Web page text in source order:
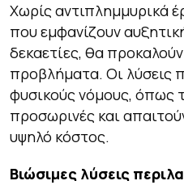
Χωρίς αντιπλημμυρικά
που εμφανίζουν
δεκαετίες, θα
προβλήματα. Οι λύσεις
φυσικούς νόμους, όπως
προσωρινές και
υψηλό κόστος.
Βιώσιμες λύσεις